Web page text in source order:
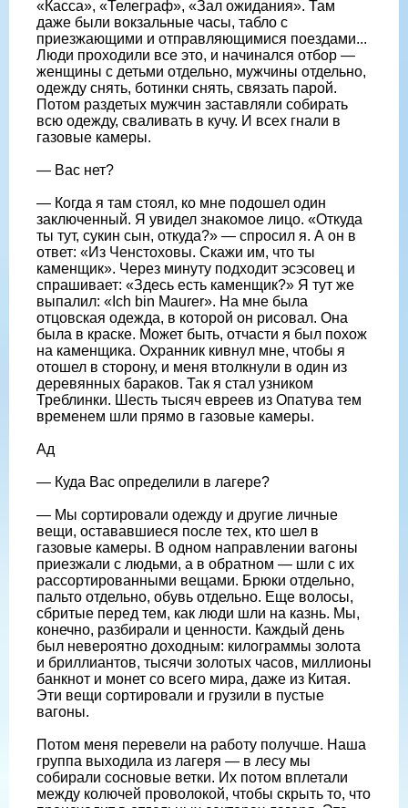
«Касса», «Телеграф», «Зал ожидания». Там
даже были вокзальные часы, табло с
приезжающими и отправляющимися поездами...
Люди проходили все это, и начинался отбор —
женщины с детьми отдельно, мужчины отдельно,
одежду снять, ботинки снять, связать парой.
Потом раздетых мужчин заставляли собирать
всю одежду, сваливать в кучу. И всех гнали в
газовые камеры.
— Вас нет?
— Когда я там стоял, ко мне подошел один
заключенный. Я увидел знакомое лицо. «Откуда
ты тут, сукин сын, откуда?» — спросил я. А он в
ответ: «Из Ченстоховы. Скажи им, что ты
каменщик». Через минуту подходит эсэсовец и
спрашивает: «Здесь есть каменщик?» Я тут же
выпалил: «Ich bin Maurer». На мне была
отцовская одежда, в которой он рисовал. Она
была в краске. Может быть, отчасти я был похож
на каменщика. Охранник кивнул мне, чтобы я
отошел в сторону, и меня втолкнули в один из
деревянных бараков. Так я стал узником
Треблинки. Шесть тысяч евреев из Опатува тем
временем шли прямо в газовые камеры.
Ад
— Куда Вас определили в лагере?
— Мы сортировали одежду и другие личные
вещи, остававшиеся после тех, кто шел в
газовые камеры. В одном направлении вагоны
приезжали с людьми, а в обратном — шли с их
рассортированными вещами. Брюки отдельно,
пальто отдельно, обувь отдельно. Еще волосы,
сбритые перед тем, как люди шли на казнь. Мы,
конечно, разбирали и ценности. Каждый день
был невероятно доходным: килограммы золота
и бриллиантов, тысячи золотых часов, миллионы
банкнот и монет со всего мира, даже из Китая.
Эти вещи сортировали и грузили в пустые
вагоны.
Потом меня перевели на работу получше. Наша
группа выходила из лагеря — в лесу мы
собирали сосновые ветки. Их потом вплетали
между колючей проволокой, чтобы скрыть то, что